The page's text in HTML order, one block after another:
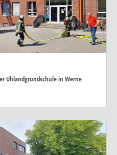
Uhlandgrundschule in Werne